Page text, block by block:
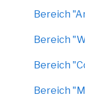
Bereich
Bereich
Bereich
Bereich